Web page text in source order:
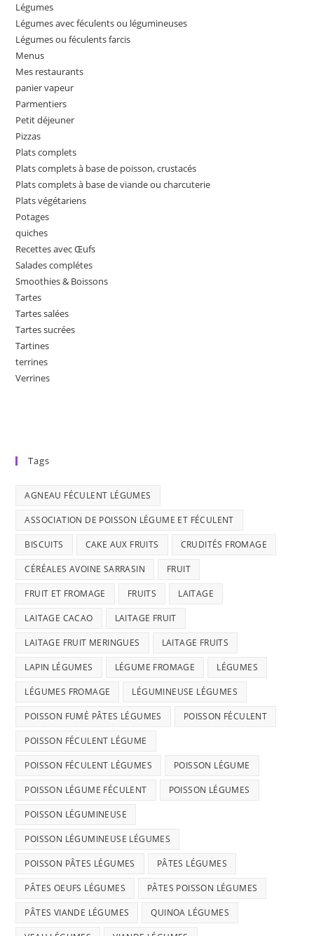
Légumes
Légumes avec féculents ou légumineuses
Légumes ou féculents farcis
Menus
Mes restaurants
panier vapeur
Parmentiers
Petit déjeuner
Pizzas
Plats complets
Plats complets à base de poisson, crustacés
Plats complets à base de viande ou charcuterie
Plats végétariens
Potages
quiches
Recettes avec Œufs
Salades complétes
Smoothies & Boissons
Tartes
Tartes salées
Tartes sucrées
Tartines
terrines
Verrines
Tags
AGNEAU FÉCULENT LÉGUMES
ASSOCIATION DE POISSON LÉGUME ET FÉCULENT
BISCUITS CAKE AUX FRUITS CRUDITÉS FROMAGE
CÉRÉALES AVOINE SARRASIN FRUIT
FRUIT ET FROMAGE FRUITS LAITAGE
LAITAGE CACAO LAITAGE FRUIT
LAITAGE FRUIT MERINGUES LAITAGE FRUITS
LAPIN LÉGUMES LÉGUME FROMAGE LÉGUMES
LÉGUMES FROMAGE LÉGUMINEUSE LÉGUMES
POISSON FUMÉ PÂTES LÉGUMES POISSON FÉCULENT
POISSON FÉCULENT LÉGUME
POISSON FÉCULENT LÉGUMES POISSON LÉGUME
POISSON LÉGUME FÉCULENT POISSON LÉGUMES
POISSON LÉGUMINEUSE
POISSON LÉGUMINEUSE LÉGUMES
POISSON PÂTES LÉGUMES PÂTES LÉGUMES
PÂTES OEUFS LÉGUMES PÂTES POISSON LÉGUMES
PÂTES VIANDE LÉGUMES QUINOA LÉGUMES